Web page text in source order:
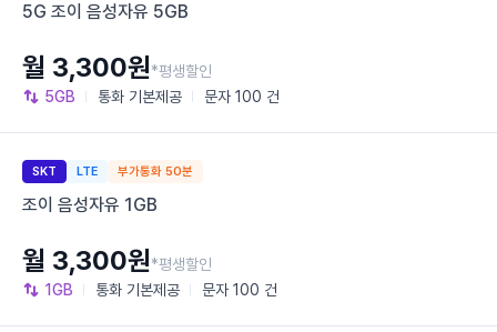
5G 조이 음성자유 5GB
5GB 통화 기본제공 문자 100 건
월 3,300원*평생할인
SKT LTE 부가통화 50분
조이 음성자유 1GB
1GB 통화 기본제공 문자 100 건
월 3,300원*평생할인